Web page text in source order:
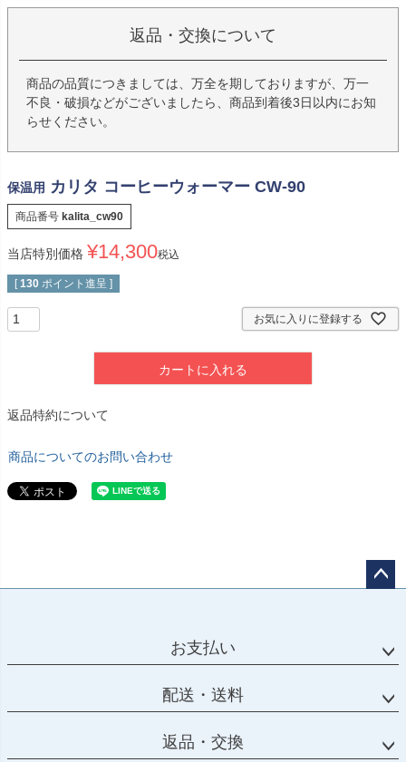
返品・交換について
商品の品質につきましては、万全を期しておりますが、万一
不良・破損などがございましたら、商品到着後3日以内にお知
らせください。
保温用 カリタ コーヒーウォーマー CW-90
商品番号 kalita_cw90
当店特別価格 ¥14,300税込
[ 130 ポイント進呈 ]
お気に入りに登録する
カートに入れる
返品特約について
商品についてのお問い合わせ
お支払い
配送・送料
返品・交換